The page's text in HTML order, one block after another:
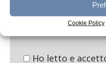
Cookie Policy
Ho letto e